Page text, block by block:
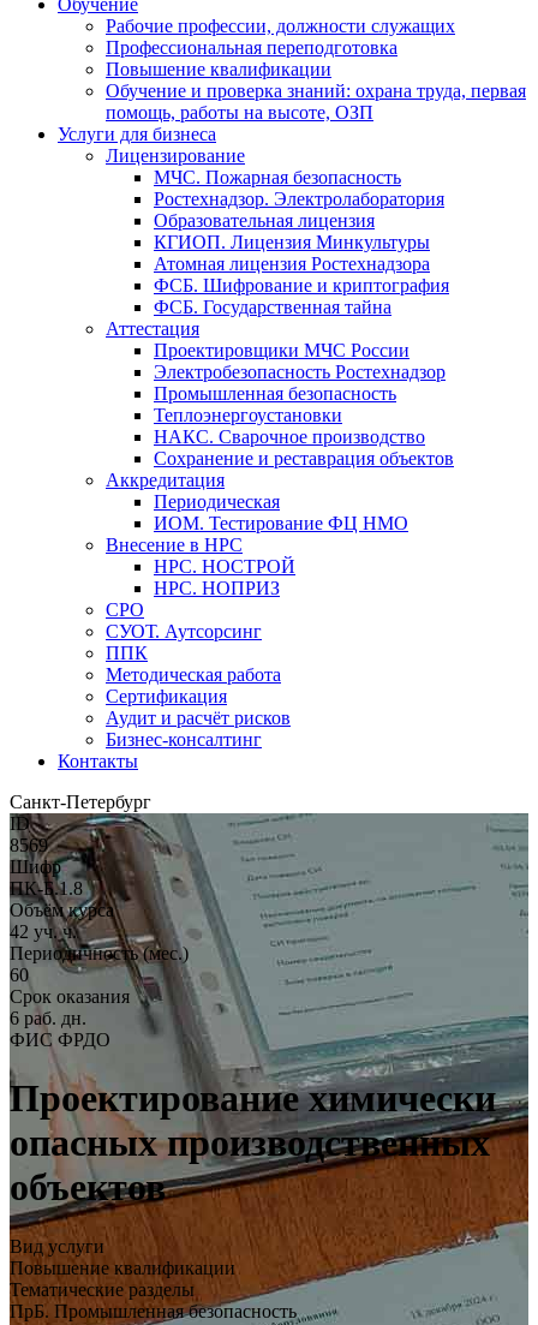
Обучение
Рабочие профессии, должности служащих
Профессиональная переподготовка
Повышение квалификации
Обучение и проверка знаний: охрана труда, первая
помощь, работы на высоте, ОЗП
Услуги для бизнеса
Лицензирование
МЧС. Пожарная безопасность
Ростехнадзор. Электролаборатория
Образовательная лицензия
КГИОП. Лицензия Минкультуры
Атомная лицензия Ростехнадзора
ФСБ. Шифрование и криптография
ФСБ. Государственная тайна
Аттестация
Проектировщики МЧС России
Электробезопасность Ростехнадзор
Промышленная безопасность
Теплоэнергоустановки
НАКС. Сварочное производство
Сохранение и реставрация объектов
Аккредитация
Периодическая
ИОМ. Тестирование ФЦ НМО
Внесение в НРС
НРС. НОСТРОЙ
НРС. НОПРИЗ
СРО
СУОТ. Аутсорсинг
ППК
Методическая работа
Сертификация
Аудит и расчёт рисков
Бизнес-консалтинг
Контакты
Санкт-Петербург
ID
8569
Шифр
ПК-Б.1.8
Объём курса
42 уч. ч.
Периодичность (мес.)
60
Срок оказания
6 раб. дн.
ФИС ФРДО
Проектирование химически
опасных производственных
объектов
Вид услуги
Повышение квалификации
Тематические разделы
ПрБ. Промышленная безопасность